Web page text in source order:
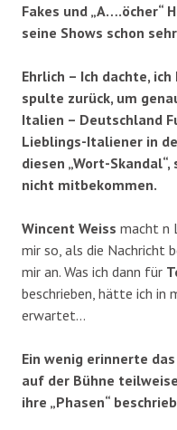
Fakes und „A….öcher“
seine Shows schon
Ehrlich – Ich dachte,
spulte zurück, um
Italien – Deutschland
Lieblings-Italiener in
diesen „Wort-
nicht mitbekommen.
Wincent Weiss macht n
mir so, als die Nachricht
mir an. Was ich dann für
beschrieben, hätte ich in
erwartet…
Ein wenig erinnerte
auf der Bühne
ihre „Phasen“